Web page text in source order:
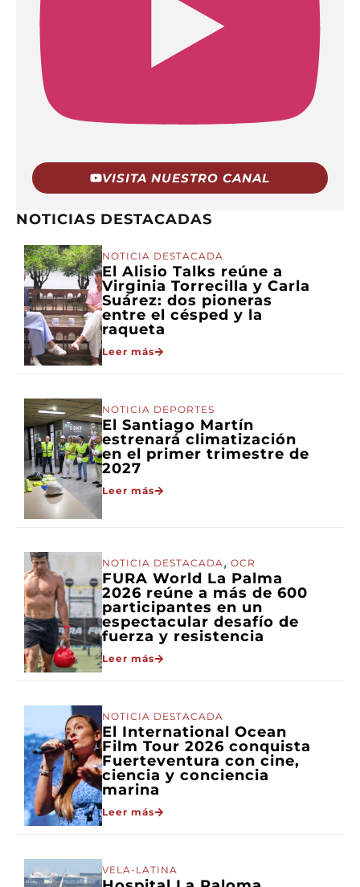
VISITA NUESTRO CANAL
NOTICIAS DESTACADAS
NOTICIA DESTACADA
El Alisio Talks reúne a
Virginia Torrecilla y Carla
Suárez: dos pioneras
entre el césped y la
raqueta
Leer más
NOTICIA DEPORTES
El Santiago Martín
estrenará climatización
en el primer trimestre de
2027
Leer más
NOTICIA DESTACADA, OCR
FURA World La Palma
2026 reúne a más de 600
participantes en un
espectacular desafío de
fuerza y resistencia
Leer más
NOTICIA DESTACADA
El International Ocean
Film Tour 2026 conquista
Fuerteventura con cine,
ciencia y conciencia
marina
Leer más
VELA-LATINA